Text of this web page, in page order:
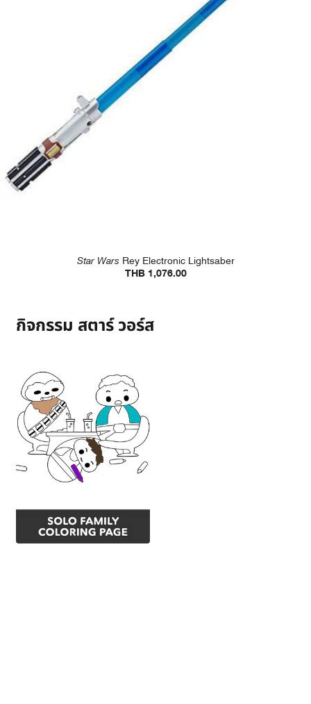
Star Wars Rey Electronic Lightsaber
THB 1,076.00
กิจกรรม สตาร์ วอร์ส